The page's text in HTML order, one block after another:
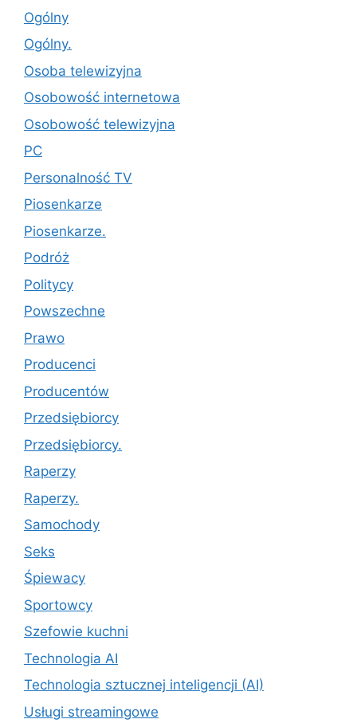
Ogólny
Ogólny.
Osoba telewizyjna
Osobowość internetowa
Osobowość telewizyjna
PC
Personalność TV
Piosenkarze
Piosenkarze.
Podróż
Politycy
Powszechne
Prawo
Producenci
Producentów
Przedsiębiorcy
Przedsiębiorcy.
Raperzy
Raperzy.
Samochody
Seks
Śpiewacy
Sportowcy
Szefowie kuchni
Technologia AI
Technologia sztucznej inteligencji (AI)
Usługi streamingowe